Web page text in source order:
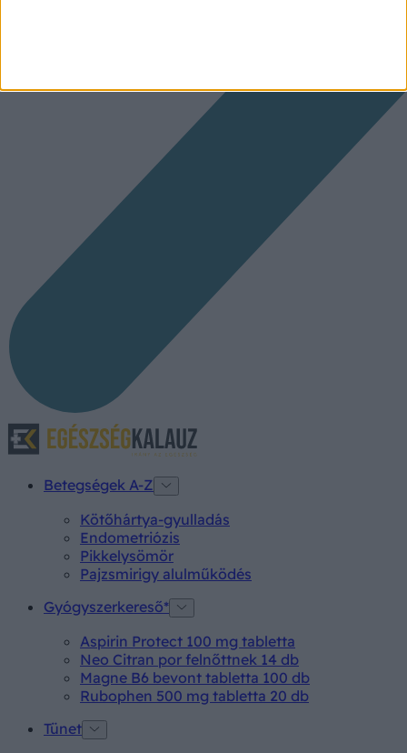
Betegségek A-Z
Kötőhártya-gyulladás
Endometriózis
Pikkelysömör
Pajzsmirigy alulműködés
Gyógyszerkereső*
Aspirin Protect 100 mg tabletta
Neo Citran por felnőttnek 14 db
Magne B6 bevont tabletta 100 db
Rubophen 500 mg tabletta 20 db
Tünet